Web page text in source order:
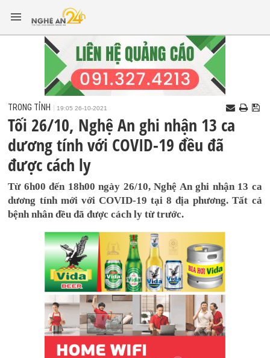
TRONG TỈNH 19:05 26-10-2021
Tối 26/10, Nghệ An ghi nhận 13 ca
dương tính với COVID-19 đều đã
được cách ly
Từ 6h00 đến 18h00 ngày 26/10, Nghệ An ghi nhận 13 ca
dương tính mới với COVID-19 tại 8 địa phương. Tất cả
bệnh nhân đều đã được cách ly từ trước.